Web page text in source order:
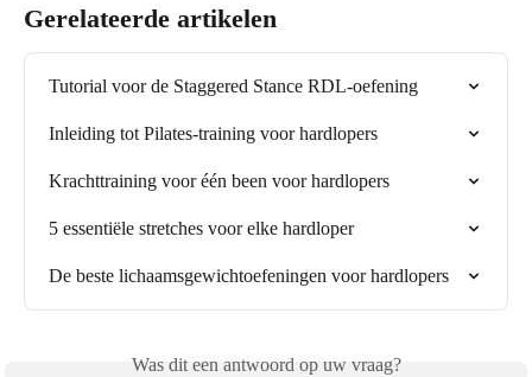
Gerelateerde artikelen
Tutorial voor de Staggered Stance RDL-oefening
Inleiding tot Pilates-training voor hardlopers
Krachttraining voor één been voor hardlopers
5 essentiële stretches voor elke hardloper
De beste lichaamsgewichtoefeningen voor hardlopers
Was dit een antwoord op uw vraag?